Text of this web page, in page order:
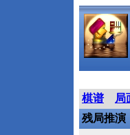
棋谱 局
残局推演